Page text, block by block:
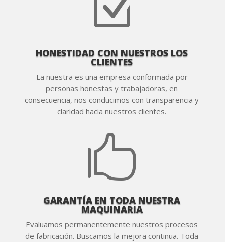
HONESTIDAD CON NUESTROS LOS
CLIENTES
La nuestra es una empresa conformada por
personas honestas y trabajadoras, en
consecuencia, nos conducimos con transparencia y
claridad hacia nuestros clientes.

GARANTÍA EN TODA NUESTRA
MAQUINARIA
Evaluamos permanentemente nuestros procesos
de fabricación. Buscamos la mejora continua. Toda